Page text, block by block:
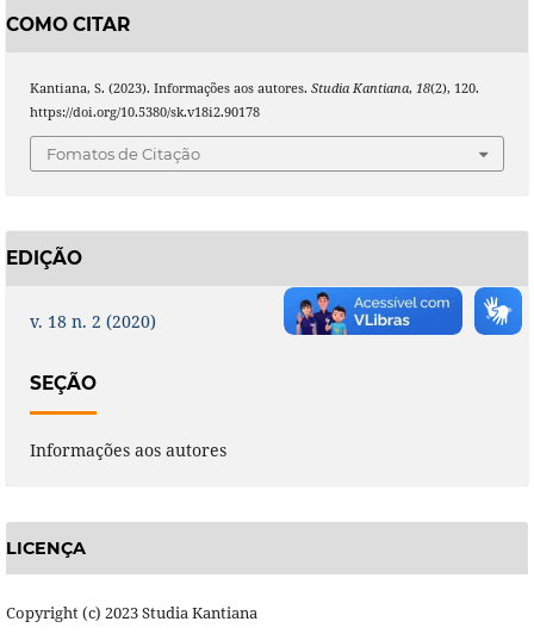
COMO CITAR
Kantiana, S. (2023). Informações aos autores. Studia Kantiana, 18(2), 120.
https://doi.org/10.5380/sk.v18i2.90178
Fomatos de Citação
EDIÇÃO
v. 18 n. 2 (2020)
SEÇÃO
Informações aos autores
LICENÇA
Copyright (c) 2023 Studia Kantiana